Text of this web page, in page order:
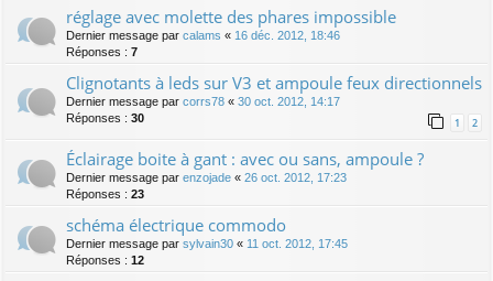
réglage avec molette des phares impossible
Dernier message par calams « 16 déc. 2012, 18:46
Réponses : 7
Clignotants à leds sur V3 et ampoule feux directionnels
Dernier message par corrs78 « 30 oct. 2012, 14:17
Réponses : 30 1 2
Éclairage boite à gant : avec ou sans, ampoule ?
Dernier message par enzojade « 26 oct. 2012, 17:23
Réponses : 23
schéma électrique commodo
Dernier message par sylvain30 « 11 oct. 2012, 17:45
Réponses : 12